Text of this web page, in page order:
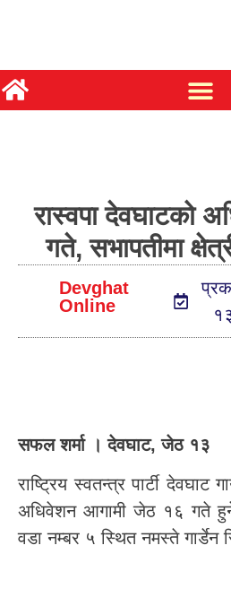
रास्वपा देवघाटको
गते, सभापतीमा
Devghat
Online
सफल शर्मा । देवघाट, जेठ १३
राष्ट्रिय स्वतन्त्र पार्टी देवघाट
अधिवेशन आगामी जेठ १६ गते
वडा नम्बर ५ स्थित नमस्ते गार्डेन